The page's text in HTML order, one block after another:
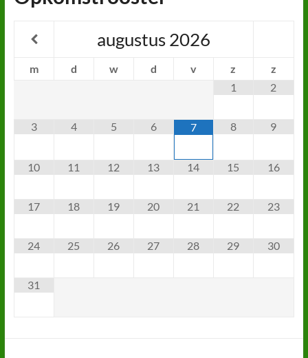
augustus2026
m d w d v z
z
1
2
3 4 5 6 7 8 9
10 11 12 13 14 15 16
17 18 19 20 21 22 23
24 25 26 27 28 29 30
31